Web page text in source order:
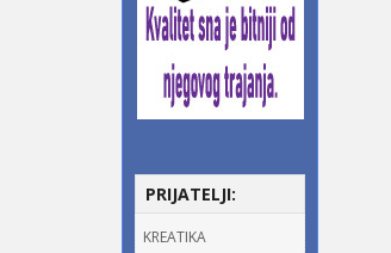
PRIJATELJI:
KREATIKA